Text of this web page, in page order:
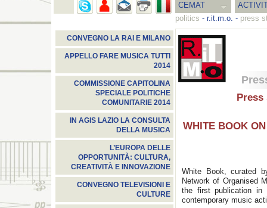
CEMAT
politics - r.it.m.o. - press
CONVEGNO LA RAI E MILANO
APPELLO FARE MUSICA TUTTI
2014
COMMISSIONE CAPITOLINA
SPECIALE POLITICHE
COMUNITARIE 2014
IN AGIS LAZIO LA CONSULTA
DELLA MUSICA
L’EUROPA DELLE
OPPORTUNITÀ: CULTURA,
CREATIVITÀ E INNOVAZIONE
CONVEGNO TELEVISIONI E
CULTURE
Press
WHITE BOOK
White Book, curated
Network of Organised
the first publication in
contemporary music